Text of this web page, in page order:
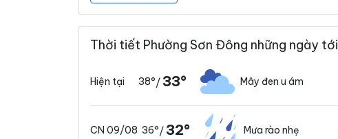
Thời tiết Phường Sơn Đông những ngày tới
Hiện tại 38°/33° Mây đen u ám
CN 09/08 36°/32° Mưa rào nhẹ